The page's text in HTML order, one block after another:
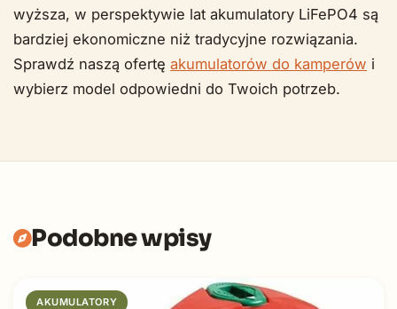
wyższa, w perspektywie lat akumulatory LiFePO4 są
bardziej ekonomiczne niż tradycyjne rozwiązania.
Sprawdź naszą ofertę akumulatorów do kamperów i
wybierz model odpowiedni do Twoich potrzeb.
Podobne wpisy
AKUMULATORY